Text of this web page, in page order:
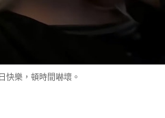
快樂，頓時間嚇壞。